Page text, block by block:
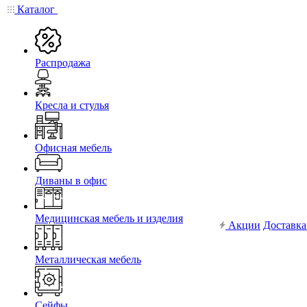
Каталог
Распродажа
Кресла и стулья
Офисная мебель
Диваны в офис
Медицинская мебель и изделия
Металлическая мебель
Акции